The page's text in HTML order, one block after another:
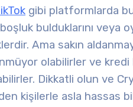
gibi platformlarda
bulduklarını veya
Ama sakın
olabilirler ve
Dikkatli olun ve
kişilerle asla hassas